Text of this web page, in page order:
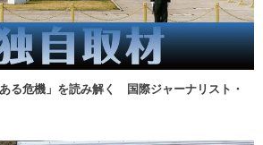
ある危機」を読み解く 国際ジャーナリスト・